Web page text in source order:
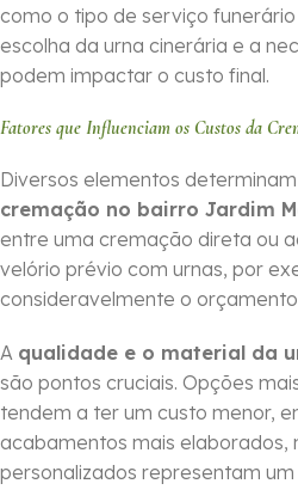
como o tipo de serviço
escolha da urna cinerária e a
podem impactar o custo final.
Fatores que Influenciam os Custos da
Diversos elementos
cremação no bairro Jardim
entre uma cremação direta ou
velório prévio com urnas, por
consideravelmente o
A qualidade e o material da
são pontos cruciais. Opções
tendem a ter um custo menor,
acabamentos mais elaborados,
personalizados representam